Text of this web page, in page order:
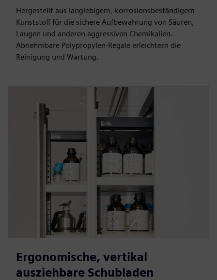
Hergestellt aus langlebigem, korrosionsbeständigem
Kunststoff für die sichere Aufbewahrung von Säuren,
Laugen und anderen aggressiven Chemikalien.
Abnehmbare Polypropylen-Regale erleichtern die
Reinigung und Wartung.
Ergonomische, vertikal
ausziehbare Schubladen